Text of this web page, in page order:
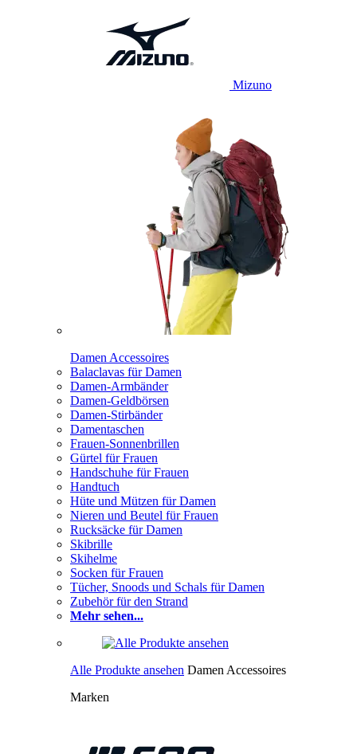
Mizuno
Damen Accessoires
Balaclavas für Damen
Damen-Armbänder
Damen-Geldbörsen
Damen-Stirbänder
Damentaschen
Frauen-Sonnenbrillen
Gürtel für Frauen
Handschuhe für Frauen
Handtuch
Hüte und Mützen für Damen
Nieren und Beutel für Frauen
Rucksäcke für Damen
Skibrille
Skihelme
Socken für Frauen
Tücher, Snoods und Schals für Damen
Zubehör für den Strand
Mehr sehen...
Alle Produkte ansehen Damen Accessoires
Marken